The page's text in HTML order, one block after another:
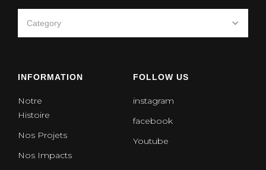
Category
INFORMATION
Notre
Histoire
Nos Projets
Nos Impacts
FOLLOW US
instagram
facebook
Youtube